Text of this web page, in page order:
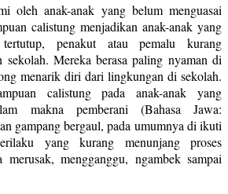
oleh anak-anak yang belum menguasai
calistung menjadikan anak-anak yang
tertutup, penakut atau pemalu kurang
sekolah. Mereka berasa paling nyaman di
menarik diri dari lingkungan di sekolah.
calistung pada anak-anak yang
makna pemberani (Bahasa Jawa:
gampang bergaul, pada umumnya di ikuti
yang kurang menunjang proses
merusak, mengganggu, ngambek sampai